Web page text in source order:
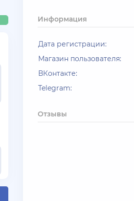
Информация
Дата регистрации:
Магазин пользователя:
ВКонтакте:
Telegram:
Отзывы